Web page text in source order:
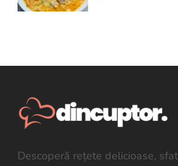
Descoperă rețete delicioase,